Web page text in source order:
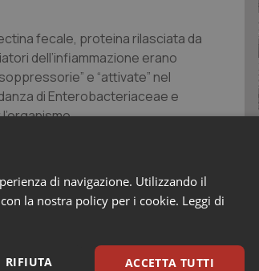
fecale, proteina rilasciata da
dell’infiammazione erano
e “attivate” nel
di Enterobacteriaceae e
anche in Bifidobacterium, altro
Il deficit di batteri “benefici”
e i mediatori infiammatori e
Tirando le somme, le
che favorisce
di navigazione. Utilizzando il
la nostra policy per i cookie. Leggi di
ACCETTA TUTTI
RIFIUTA